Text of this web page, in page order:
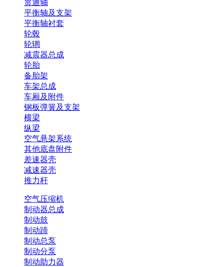
贯通轴
平衡轴及支架
平衡轴衬套
轮毂
轮辋
减震器总成
轮胎
备胎架
车架总成
车厢及附件
钢板弹簧及支架
横梁
纵梁
空气悬架系统
其他底盘附件
差速器壳
减速器壳
推力杆
空气压缩机
制动器总成
制动鼓
制动蹄
制动总泵
制动分泵
制动助力器